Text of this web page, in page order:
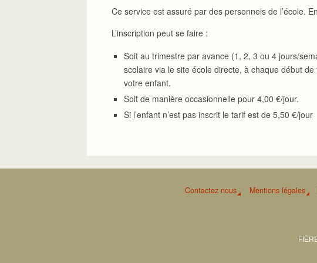
Ce service est assuré par des personnels de l’école.
L’inscription peut se faire :
Soit au trimestre par avance (1, 2, 3 ou 4 jours/
scolaire via le site école directe, à chaque début
votre enfant.
Soit de manière occasionnelle pour 4,00 €/jour.
Si l’enfant n’est pas inscrit le tarif est de 5,50 €/jour
Contactez nous Mentions légales